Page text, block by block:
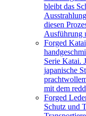
bleibt das
diesen
Ausführung
Forged Katai
Serie Katai.
japanische
mit dem
Forged
Schutz und